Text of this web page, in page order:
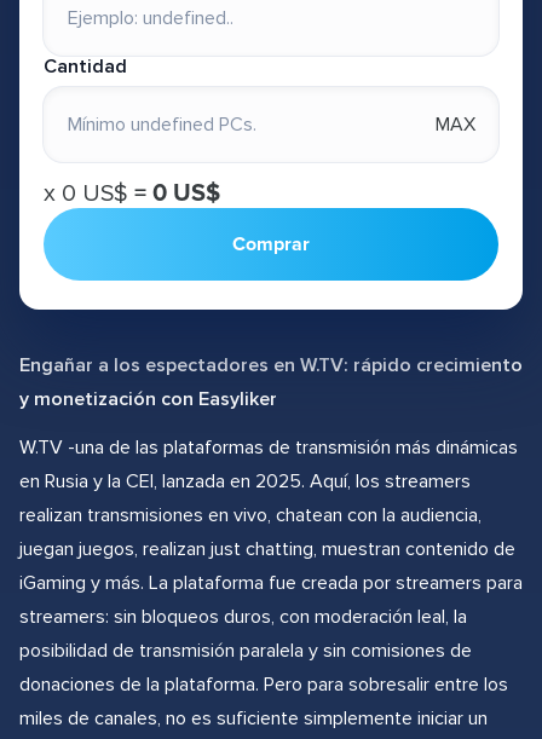
Cantidad
MAX
х 0 US$ = 0 US$
Comprar
Engañar a los espectadores en W.TV: rápido crecimiento
y monetización con Easyliker
W.TV -una de las plataformas de transmisión más dinámicas
en Rusia y la CEI, lanzada en 2025. Aquí, los streamers
realizan transmisiones en vivo, chatean con la audiencia,
juegan juegos, realizan just chatting, muestran contenido de
iGaming y más. La plataforma fue creada por streamers para
streamers: sin bloqueos duros, con moderación leal, la
posibilidad de transmisión paralela y sin comisiones de
donaciones de la plataforma. Pero para sobresalir entre los
miles de canales, no es suficiente simplemente iniciar un